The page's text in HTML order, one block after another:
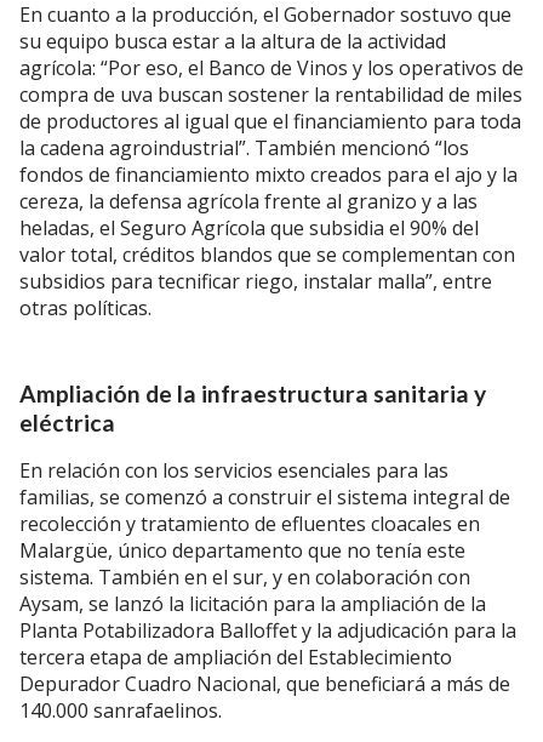
En cuanto a la producción, el Gobernador sostuvo que
su equipo busca estar a la altura de la actividad
agrícola: “Por eso, el Banco de Vinos y los operativos de
compra de uva buscan sostener la rentabilidad de miles
de productores al igual que el financiamiento para toda
la cadena agroindustrial”. También mencionó “los
fondos de financiamiento mixto creados para el ajo y la
cereza, la defensa agrícola frente al granizo y a las
heladas, el Seguro Agrícola que subsidia el 90% del
valor total, créditos blandos que se complementan con
subsidios para tecnificar riego, instalar malla”, entre
otras políticas.
Ampliación de la infraestructura sanitaria y
eléctrica
En relación con los servicios esenciales para las
familias, se comenzó a construir el sistema integral de
recolección y tratamiento de efluentes cloacales en
Malargüe, único departamento que no tenía este
sistema. También en el sur, y en colaboración con
Aysam, se lanzó la licitación para la ampliación de la
Planta Potabilizadora Balloffet y la adjudicación para la
tercera etapa de ampliación del Establecimiento
Depurador Cuadro Nacional, que beneficiará a más de
140.000 sanrafaelinos.